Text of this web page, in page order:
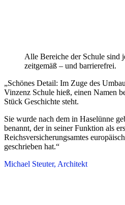
Alle Bereiche der Schule sind
zeitgemäß – und barrierefrei.
„Schönes Detail: Im Zuge des
Vinzenz Schule hieß, einen Namen
Stück Geschichte steht.
Sie wurde nach dem in Haselünne
benannt, der in seiner Funktion als
Reichsversicherungsamtes
geschrieben hat.“
Michael Steuter, Architekt